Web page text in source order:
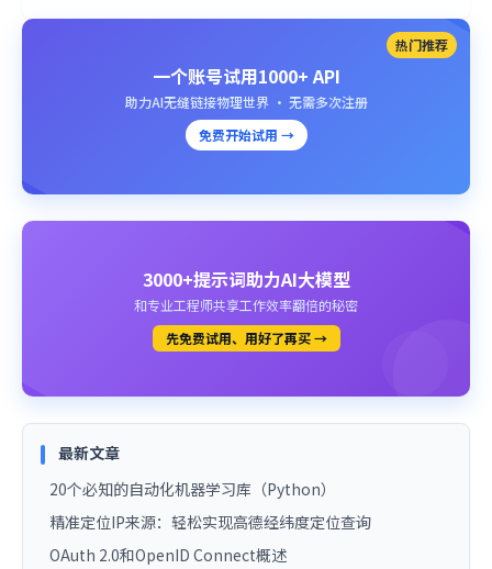
热门推荐
一个账号试用1000+ API
助力AI无缝链接物理世界 · 无需多次注册
免费开始试用 →
3000+提示词助力AI大模型
和专业工程师共享工作效率翻倍的秘密
先免费试用、用好了再买 →
最新文章
20个必知的自动化机器学习库（Python）
精准定位IP来源：轻松实现高德经纬度定位查询
OAuth 2.0和OpenID Connect概述